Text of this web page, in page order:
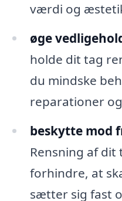
værdi og
øge
holde dit tag
du mindske
reparationer
beskytte mod
Rensning af
forhindre, at
sætter sig fast